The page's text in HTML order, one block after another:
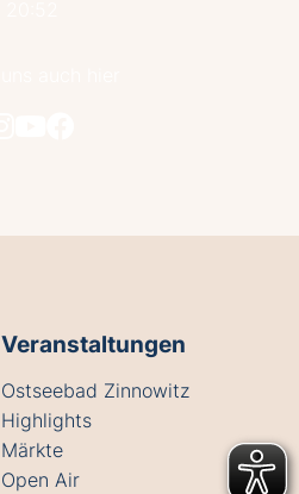
Veranstaltungen
Ostseebad Zinnowitz
Highlights
Märkte
Open Air